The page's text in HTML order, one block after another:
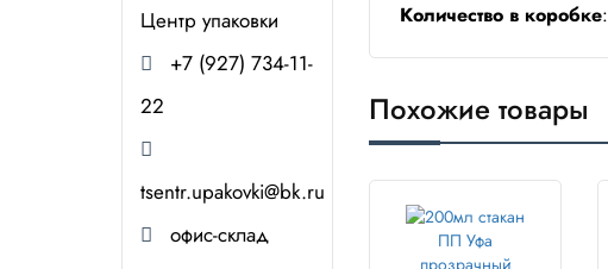
Центр упаковки
+7 (927) 734-11-
22
tsentr.upakovki@bk.ru
офис-склад
Количество в коробке:
Похожие товары